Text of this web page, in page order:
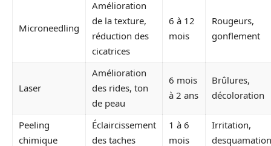
Microneedling
Amélioration
de la texture,
réduction des
cicatrices
6 à 12
mois
Rougeurs,
gonflement
Laser
Amélioration
des rides, ton
de peau
6 mois
à 2 ans
Brûlures,
décoloration
Peeling
chimique
Éclaircissement
des taches
1 à 6
mois
Irritation,
desquamation